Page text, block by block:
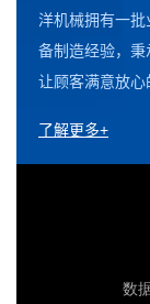
洋机械拥有一
备制造经验，
让顾客满意放心
了解更多+